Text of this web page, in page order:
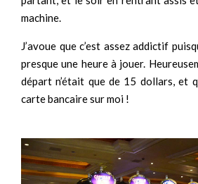
machine.
J’avoue que c’est assez addictif
presque une heure à jouer.
départ n’était que de 15 dollars, et
carte bancaire sur moi !